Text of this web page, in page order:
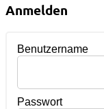
Anmelden
Benutzername
Passwort